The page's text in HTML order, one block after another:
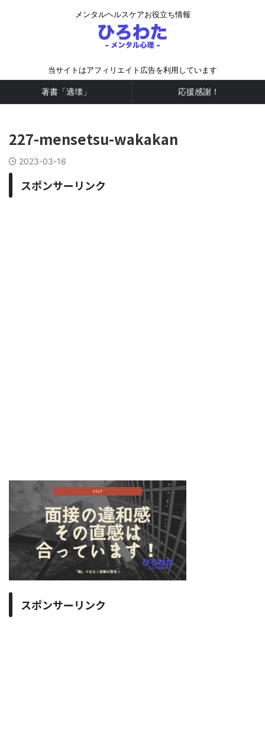
メンタルヘルスケアお役立ち情報
当サイトはアフィリエイト広告を利用しています
著書「適壊」 応援感謝！
227-mensetsu-wakakan
2023-03-16
スポンサーリンク
スポンサーリンク